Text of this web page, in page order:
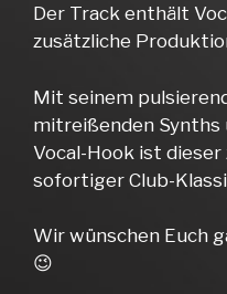
Der Track enthält
zusätzliche
Mit seinem
mitreißenden
Vocal-Hook ist
sofortiger Club-
Wir wünschen Euch
😉